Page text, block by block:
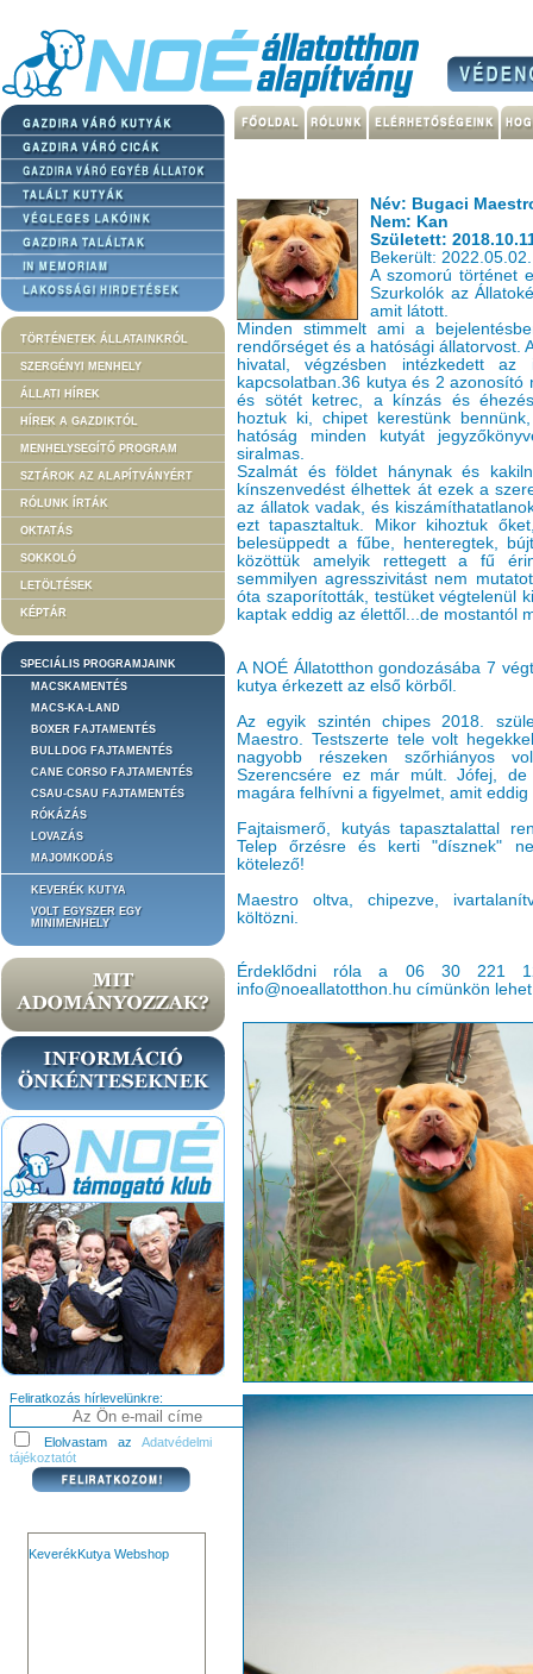
TÖRTÉNETEK ÁLLATAINKRÓL
SZERGÉNYI MENHELY
ÁLLATI HÍREK
HÍREK A GAZDIKTÓL
MENHELYSEGÍTŐ PROGRAM
SZTÁROK AZ ALAPÍTVÁNYÉRT
RÓLUNK ÍRTÁK
OKTATÁS
SOKKOLÓ
LETÖLTÉSEK
KÉPTÁR
SPECIÁLIS PROGRAMJAINK
MACSKAMENTÉS
MACS-KA-LAND
BOXER FAJTAMENTÉS
BULLDOG FAJTAMENTÉS
CANE CORSO FAJTAMENTÉS
CSAU-CSAU FAJTAMENTÉS
RÓKÁZÁS
LOVAZÁS
MAJOMKODÁS
KEVERÉK KUTYA
VOLT EGYSZER EGY
MINIMENHELY
Feliratkozás hírlevelünkre:
Elolvastam az Adatvédelmi
tájékoztatót
KeverékKutya Webshop
Név: Bugaci
Nem: Kan
Született:
Bekerült: 2022.05.02.
A szomorú történet
Szurkolók az
amit látott.
Minden stimmelt ami a
rendőrséget és a hatósági állatorvost.
hivatal, végzésben intézkedett az
kapcsolatban.36 kutya és 2
és sötét ketrec, a kínzás és
hoztuk ki, chipet kerestünk
hatóság minden kutyát
siralmas.
Szalmát és földet hánynak és
kínszenvedést élhettek át ezek a
az állatok vadak, és
ezt tapasztaltuk. Mikor kihoztuk
belesüppedt a fűbe, henteregtek,
közöttük amelyik rettegett a fű
semmilyen agresszivitást nem
óta szaporították, testüket végtelenül
kaptak eddig az élettől...de mostantól
A NOÉ Állatotthon gondozásába 7
kutya érkezett az első körből.
Az egyik szintén chipes 2018.
Maestro. Testszerte tele volt
nagyobb részeken szőrhiányos
Szerencsére ez már múlt. Jófej,
magára felhívni a figyelmet, amit
Fajtaismerő, kutyás tapasztalattal
Telep őrzésre és kerti "dísznek"
kötelező!
Maestro oltva, chipezve,
költözni.
Érdeklődni róla a 06 30 221
info@noeallatotthon.hu címünkön